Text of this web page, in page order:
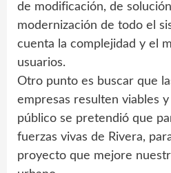
de modificación, de
modernización de todo el
cuenta la complejidad y el
usuarios.
Otro punto es buscar que
empresas resulten viables
público se pretendió que
fuerzas vivas de Rivera,
proyecto que mejore